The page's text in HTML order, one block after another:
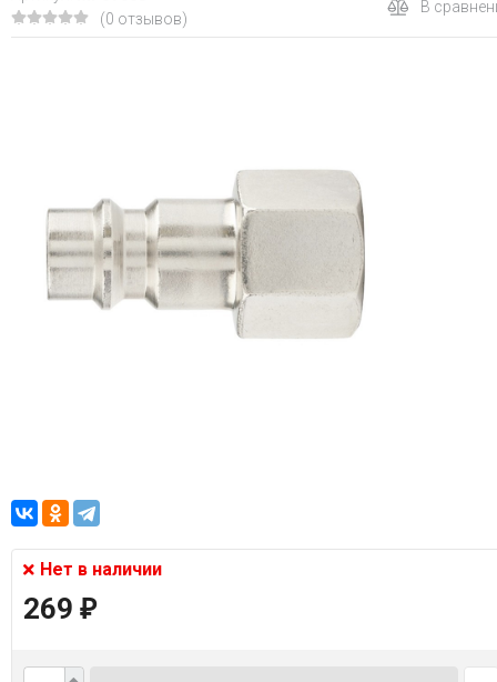
(0 отзывов)
В
Нет в наличии
269 ₽